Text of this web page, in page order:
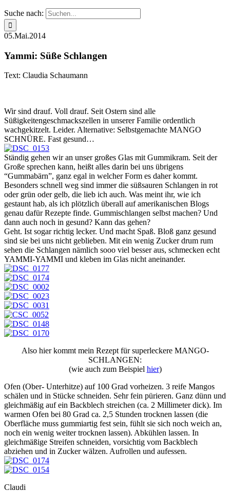
Suche nach:
05.Mai.2014
Yammi: Süße Schlangen
Text: Claudia Schaumann
Wir sind drauf. Voll drauf. Seit Ostern sind alle
Süßigkeitengeschmackszellen in unserer Familie ordentlich
wachgekitzelt. Leider. Alternative: Selbstgemachte MANGO
SCHNÜRE. Fast gesund…
Ständig gehen wir an unser großes Glas mit Gummikram. Seit der
Große sprechen kann, heißt alles darin bei uns übrigens
“Gummabärn”, ganz egal in welcher Form es daher kommt.
Besonders schnell weg sind immer die süßsauren Schlangen in rot
oder grün oder gelb, die lieb ich auch. Was meint ihr, wie ich
gestaunt hab, als ich plötzlich überall auf amerikanischen Blogs
genau dafür Rezepte finde. Gummischlangen selbst machen? Und
dann auch noch in gesund? Kann das gehen?
Geht. Ist sogar richtig lecker. Und macht Spaß. Bloß ganz gesund
sind sie bei uns nicht geblieben. Mit ein wenig Zucker drum rum
sehen die Schlangen nämlich sooo viel besser aus, schmecken echt
YAMMI-YAMMI und kleben im Glas nicht aneinander.
Also hier kommt mein Rezept für superleckere MANGO-
SCHLANGEN:
(wie auch zum Beispiel hier)
Ofen (Ober- Unterhitze) auf 100 Grad vorheizen. 3 reife Mangos
schälen und in Stücke schneiden. Sehr fein pürieren. Ganz dünn und
gleichmäßig auf ein Backblech streichen (ca. 2 Millimeter dick). Im
warmen Ofen bei 80 Grad ca. 2,5 Stunden trocknen lassen (die
Oberfläche muss gummiartig fest sein, fühlt sie sich noch weich an,
noch ein wenig weiter trocknen lassen). Abkühlen lassen. In
gleichmäßige Streifen schneiden, vorsichtig vom Backblech
abziehen und in Zucker wälzen. Aufrollen und aufessen.
Claudi